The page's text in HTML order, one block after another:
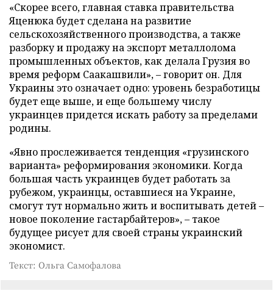
«Скорее всего, главная ставка правительства
Яценюка будет сделана на развитие
сельскохозяйственного производства, а также
разборку и продажу на экспорт металлолома
промышленных объектов, как делала Грузия во
время реформ Саакашвили», – говорит он. Для
Украины это означает одно: уровень безработицы
будет еще выше, и еще большему числу
украинцев придется искать работу за пределами
родины.
«Явно прослеживается тенденция «грузинского
варианта» реформирования экономики. Когда
большая часть украинцев будет работать за
рубежом, украинцы, оставшиеся на Украине,
смогут тут нормально жить и воспитывать детей –
новое поколение гастарбайтеров», – такое
будущее рисует для своей страны украинский
экономист.
Текст: Ольга Самофалова